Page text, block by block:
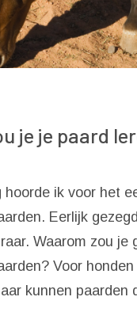
je je paard
hoorde ik voor het
Eerlijk
Waarom zou je
Voor
kunnen paarden